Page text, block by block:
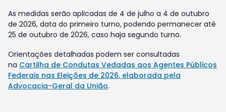
As medidas serão aplicadas de 4 de julho a 4 de outubro
de 2026, data do primeiro turno, podendo permanecer até
25 de outubro de 2026, caso haja segundo turno.
Orientações detalhadas podem ser consultadas
na Cartilha de Condutas Vedadas aos Agentes Públicos
Federais nas Eleições de 2026, elaborada pela
Advocacia-Geral da União.